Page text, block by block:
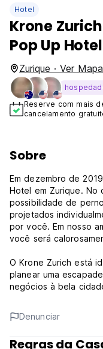
Hotel
Krone Zurich
Pop Up Hotel
Zurique · Ver Mapa
Reserve com mais
cancelamento
Sobre
Em dezembro de
Hotel em Zurique. No
possibilidade de
projetados
por você. Em nosso
você será
O Krone Zurich está
planear uma
negócios à bela
ver os locais
público.
Oferecemos quartos
Denunciar
Regras da